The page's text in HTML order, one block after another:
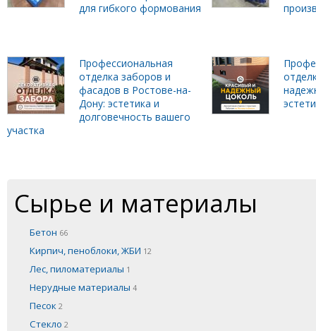
для гибкого формования
Профессиональная
отделка заборов и
фасадов в Ростове-на-
Дону: эстетика и
долговечность вашего
участка
Сырье и материалы
Бетон 66
Кирпич, пеноблоки, ЖБИ 12
Лес, пиломатериалы 1
Нерудные материалы 4
Песок 2
Стекло 2